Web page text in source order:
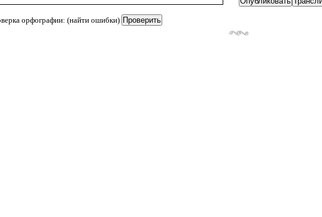
орфографии: (найти ошибки)